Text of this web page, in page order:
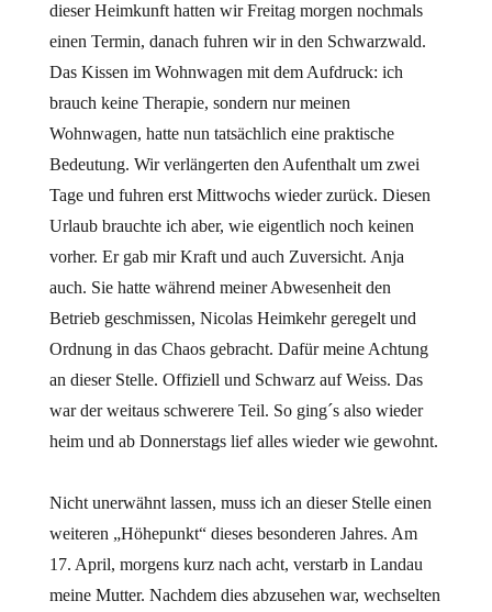
dieser Heimkunft hatten wir Freitag morgen nochmals
einen Termin, danach fuhren wir in den Schwarzwald.
Das Kissen im Wohnwagen mit dem Aufdruck: ich
brauch keine Therapie, sondern nur meinen
Wohnwagen, hatte nun tatsächlich eine praktische
Bedeutung. Wir verlängerten den Aufenthalt um zwei
Tage und fuhren erst Mittwochs wieder zurück. Diesen
Urlaub brauchte ich aber, wie eigentlich noch keinen
vorher. Er gab mir Kraft und auch Zuversicht. Anja
auch. Sie hatte während meiner Abwesenheit den
Betrieb geschmissen, Nicolas Heimkehr geregelt und
Ordnung in das Chaos gebracht. Dafür meine Achtung
an dieser Stelle. Offiziell und Schwarz auf Weiss. Das
war der weitaus schwerere Teil. So ging´s also wieder
heim und ab Donnerstags lief alles wieder wie gewohnt.
Nicht unerwähnt lassen, muss ich an dieser Stelle einen
weiteren „Höhepunkt“ dieses besonderen Jahres. Am
17. April, morgens kurz nach acht, verstarb in Landau
meine Mutter. Nachdem dies abzusehen war, wechselten